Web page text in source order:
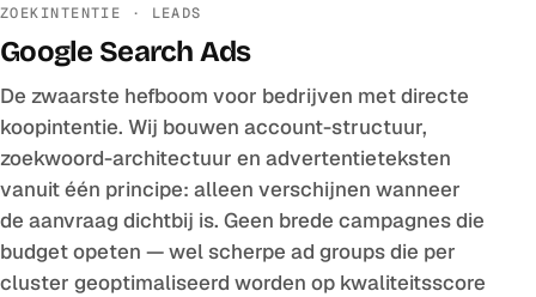
ZOEKINTENTIE · LEADS
Google Search Ads
De zwaarste hefboom voor bedrijven met directe
koopintentie. Wij bouwen account-structuur,
zoekwoord-architectuur en advertentieteksten
vanuit één principe: alleen verschijnen wanneer
de aanvraag dichtbij is. Geen brede campagnes die
budget opeten — wel scherpe ad groups die per
cluster geoptimaliseerd worden op kwaliteitsscore